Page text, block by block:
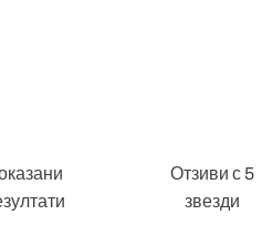
Отзиви с 5
звезди